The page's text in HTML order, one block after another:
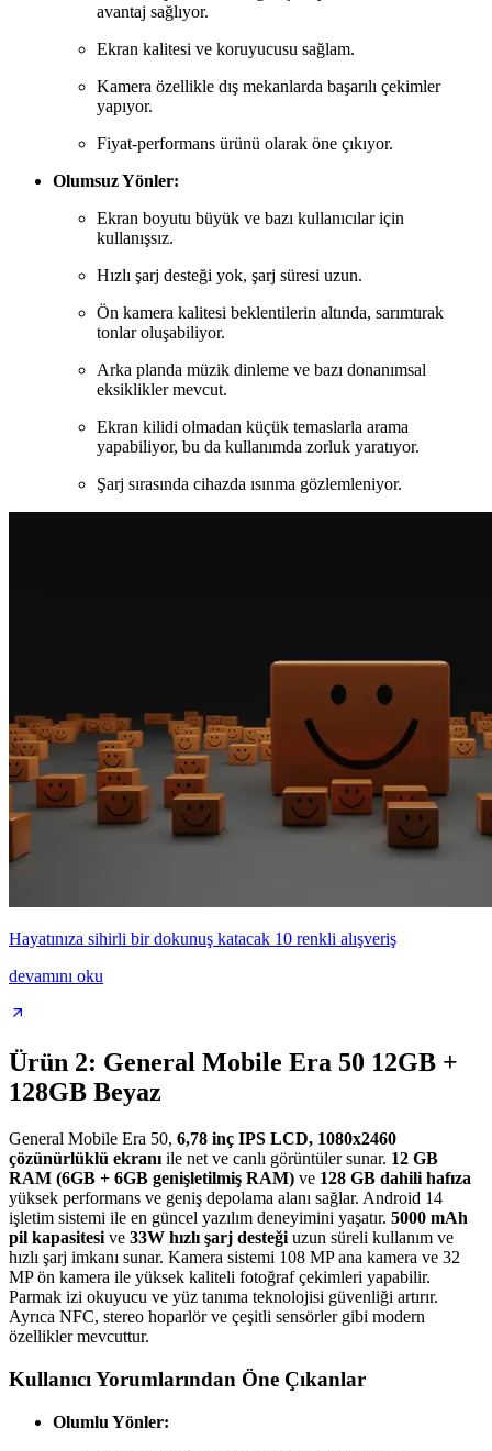
avantaj sağlıyor.
Ekran kalitesi ve koruyucusu sağlam.
Kamera özellikle dış mekanlarda başarılı çekimler
yapıyor.
Fiyat-performans ürünü olarak öne çıkıyor.
Olumsuz Yönler:
Ekran boyutu büyük ve bazı kullanıcılar için
kullanışsız.
Hızlı şarj desteği yok, şarj süresi uzun.
Ön kamera kalitesi beklentilerin altında, sarımtırak
tonlar oluşabiliyor.
Arka planda müzik dinleme ve bazı donanımsal
eksiklikler mevcut.
Ekran kilidi olmadan küçük temaslarla arama
yapabiliyor, bu da kullanımda zorluk yaratıyor.
Şarj sırasında cihazda ısınma gözlemleniyor.
Hayatınıza sihirli bir dokunuş katacak 10 renkli alışveriş
devamını oku
Ürün 2: General Mobile Era 50 12GB +
128GB Beyaz
General Mobile Era 50, 6,78 inç IPS LCD, 1080x2460
çözünürlüklü ekranı ile net ve canlı görüntüler sunar. 12 GB
RAM (6GB + 6GB genişletilmiş RAM) ve 128 GB dahili hafıza
yüksek performans ve geniş depolama alanı sağlar. Android 14
işletim sistemi ile en güncel yazılım deneyimini yaşatır. 5000 mAh
pil kapasitesi ve 33W hızlı şarj desteği uzun süreli kullanım ve
hızlı şarj imkanı sunar. Kamera sistemi 108 MP ana kamera ve 32
MP ön kamera ile yüksek kaliteli fotoğraf çekimleri yapabilir.
Parmak izi okuyucu ve yüz tanıma teknolojisi güvenliği artırır.
Ayrıca NFC, stereo hoparlör ve çeşitli sensörler gibi modern
özellikler mevcuttur.
Kullanıcı Yorumlarından Öne Çıkanlar
Olumlu Yönler: